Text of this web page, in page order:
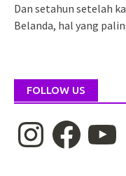
Dan setahun setelah
Belanda, hal yang
FOLLOW US
InstagramFacebookYouTube